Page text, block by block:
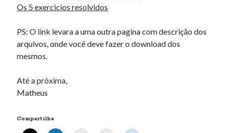
Programando atmega8u2 no Arduino Uno utilizando USB Asp
Erro no banco de dados do WordPress:
repaired]
SELECT COUNT(*) FROM mb_comments JOIN mb_posts
WHERE ( comment_approved = '1' ) AND
comment_post_ID = 1459 AND comment_parent = 0
Os 5 exercicios resolvidos
PS: O link levara a uma outra pagina com descrição dos
arquivos, onde você deve fazer o download dos
mesmos.
Até a próxima,
Matheus
Compartilhe